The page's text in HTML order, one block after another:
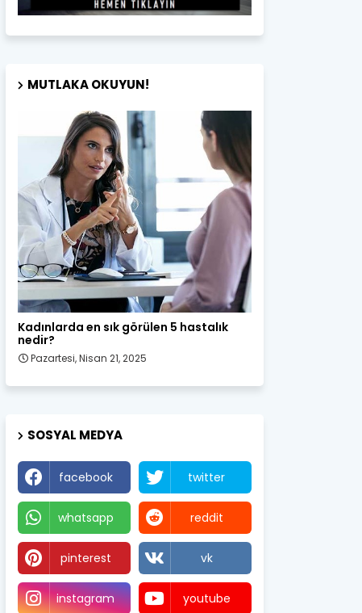
MUTLAKA OKUYUN!
Kadın Sağlığı
Kadınlarda en sık görülen 5 hastalık
nedir?
Pazartesi, Nisan 21, 2025
SOSYAL MEDYA
facebook twitter
whatsapp reddit
pinterest vk
instagram youtube